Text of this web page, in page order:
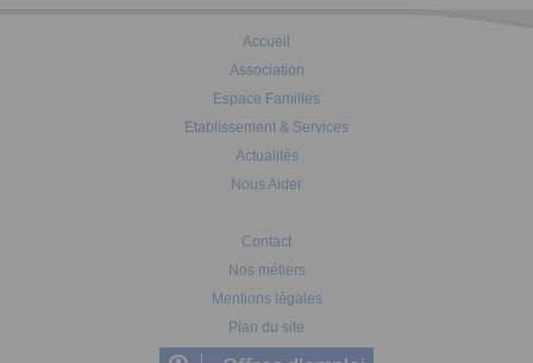
Accueil
Association
Espace Familles
Etablissement & Services
Actualités
Nous Aider
Contact
Nos métiers
Mentions légales
Plan du site